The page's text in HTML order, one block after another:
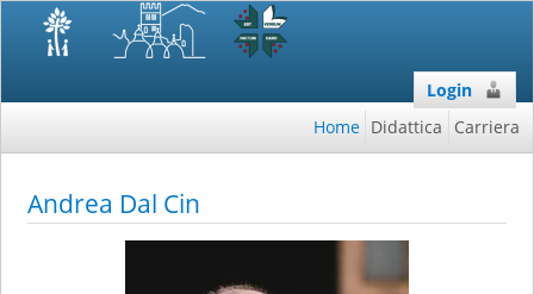
Login
Home Didattica Carriera
Andrea Dal Cin